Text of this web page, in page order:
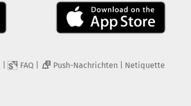
FAQ 2 Push-Nachrichten Netiquette